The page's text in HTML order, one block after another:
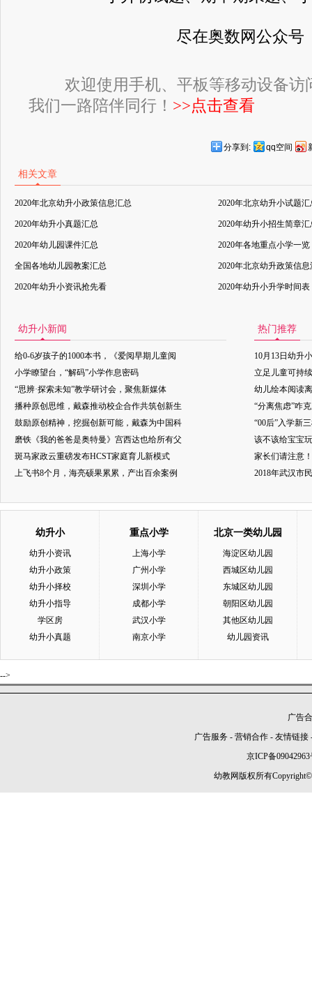
尽在奥数网公众号
欢迎使用手机、平板等移动设备访
我们一路陪伴同行！ >>点击查看
分享到: qq空间
相关文章
2020年北京幼升小政策信息汇总 2020年北京幼升小试题汇
2020年幼升小真题汇总 2020年幼升小招生简章汇
2020年幼儿园课件汇总 2020年各地重点小学一览
全国各地幼儿园教案汇总 2020年北京幼升政策信息
2020年幼升小资讯抢先看 2020年幼升小升学时间表
幼升小新闻
给0-6岁孩子的1000本书，《爱阅早期儿童阅
小学瞭望台，“解码”小学作息密码
“思辨·探索未知”教学研讨会，聚焦新媒体
播种原创思维，戴森推动校企合作共筑创新生
鼓励原创精神，挖掘创新可能，戴森为中国科
磨铁《我的爸爸是奥特曼》宫西达也给所有父
斑马家政云重磅发布HCST家庭育儿新模式
上飞书8个月，海亮硕果累累，产出百余案例
热门推荐
10月13日幼升
立足儿童可持
幼儿绘本阅读
“分离焦虑”咋
“00后”入学新
该不该给宝宝
家长们请注意
2018年武汉市
幼升小
幼升小资讯
幼升小政策
幼升小择校
幼升小指导
学区房
幼升小真题
重点小学
上海小学
广州小学
深圳小学
成都小学
武汉小学
南京小学
北京一类幼儿园
海淀区幼儿园
西城区幼儿园
东城区幼儿园
朝阳区幼儿园
其他区幼儿园
幼儿园资讯
-->
广告
广告服务 - 营销合作 - 友情链接
京ICP备09042963
幼教网版权所有